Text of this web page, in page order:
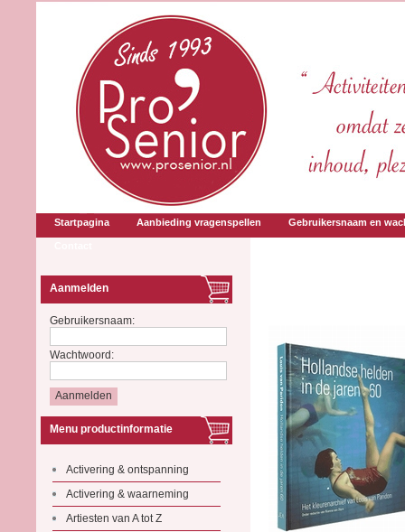
Startpagina Aanbieding vragenspellen Gebruikersnaam en
Aanmelden
Gebruikersnaam:
Wachtwoord:
Menu productinformatie
Activering & ontspanning
Activering & waarneming
Artiesten van A tot Z